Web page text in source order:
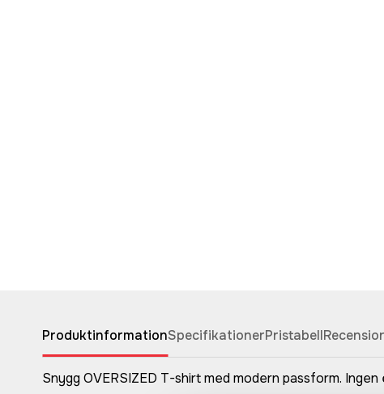
ProduktinformationSpecifikationerPristabell
Snygg OVERSIZED T-shirt med modern passform.